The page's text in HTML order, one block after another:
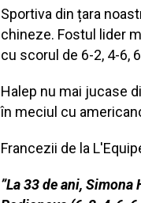
Sportiva din țara
chineze. Fostul lider
cu scorul de 6-2, 4-6,
Halep nu mai jucase
în meciul cu
Francezii de la
”La 33 de ani,